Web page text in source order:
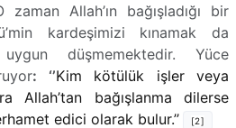
Allah’ın bağışladığı bir
kardeşimizi kınamak da
düşmemektedir. Yüce
: ‘’Kim kötülük işler veya
Allah’tan bağışlanma dilerse
edici olarak bulur.’’
[2]